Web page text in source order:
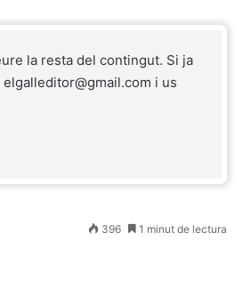
la resta del contingut. Si ja
elgalleditor@gmail.com i us
396 1 minut de lectura